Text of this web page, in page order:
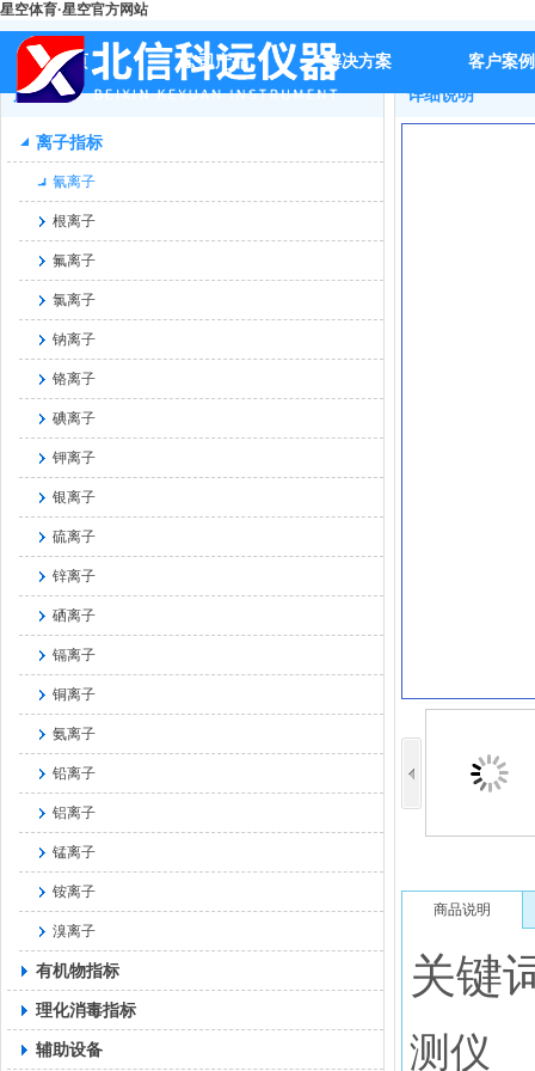
星空体育·星空官方网站
首页 公司产品 解决方案 客户案例
首页 >> 产品 >> 离子指标 >> 氰离子 >>
产品
离子指标
氰离子
根离子
氟离子
氯离子
钠离子
铬离子
碘离子
钾离子
银离子
硫离子
锌离子
硒离子
镉离子
铜离子
氨离子
铅离子
铝离子
锰离子
铵离子
溴离子
有机物指标
理化消毒指标
辅助设备
详细说明
商品说明
关键
测仪